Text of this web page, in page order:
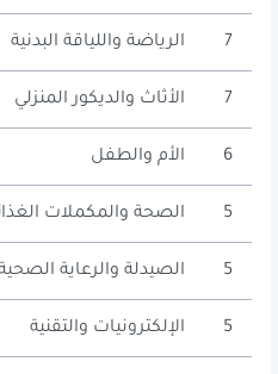
الرياضة واللياقة البدنية
الأثاث والديكور المنزلي
الأم والطفل 6
الصحة والمكملات 5
الصيدلة والرعاية الصحية 5
الإلكترونيات والتقنية 5